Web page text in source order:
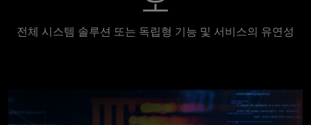
전체 시스템 솔루션 또는 독립형 기능 및 서비스의 유연성